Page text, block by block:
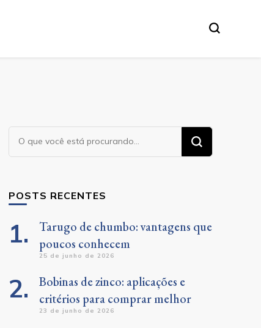
Procurando
POSTS RECENTES
Tarugo de chumbo: vantagens que
poucos conhecem
25 de junho de 2026
Bobinas de zinco: aplicações e
critérios para comprar melhor
23 de junho de 2026